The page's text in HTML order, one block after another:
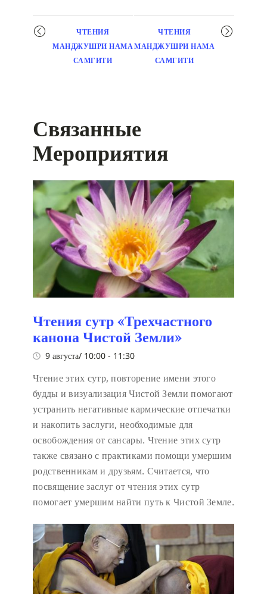
Мероприятие
навигация
ЧТЕНИЯ
МАНДЖУШРИ НАМА
САМГИТИ
ЧТЕНИЯ
МАНДЖУШРИ НАМА
САМГИТИ
Связанные
Мероприятия
Чтения сутр «Трехчастного
канона Чистой Земли»
9 августа/ 10:00 - 11:30
Чтение этих сутр, повторение имени этого
будды и визуализация Чистой Земли помогают
устранить негативные кармические отпечатки
и накопить заслуги, необходимые для
освобождения от сансары. Чтение этих сутр
также связано с практиками помощи умершим
родственникам и друзьям. Считается, что
посвящение заслуг от чтения этих сутр
помогает умершим найти путь к Чистой Земле.